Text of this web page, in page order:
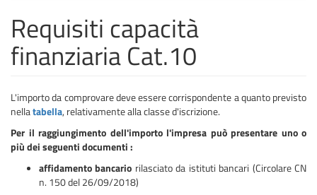
Requisiti capacità
finanziaria Cat.10
L'importo da comprovare deve essere corrispondente a quanto previsto
nellatabella, relativamente alla classe d'iscrizione.
Per il raggiungimento dell'importol'impresa può presentare uno o
più dei seguenti documenti :
affidamento bancario rilasciato da istituti bancari (Circolare CN
n. 150 del 26/09/2018)